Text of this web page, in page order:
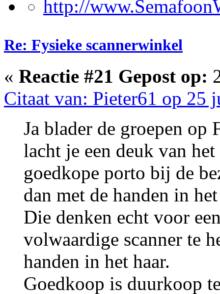
Re: Fysieke scannerwinkel
« Reactie #21 Gepost op:
Citaat van: Pieter61 op 25
Ja blader de groepen op
lacht je een deuk van
goedkope porto bij de
dan met de handen in
Die denken echt voor
volwaardige scanner te
handen in het haar.
Goedkoop is duurkoop